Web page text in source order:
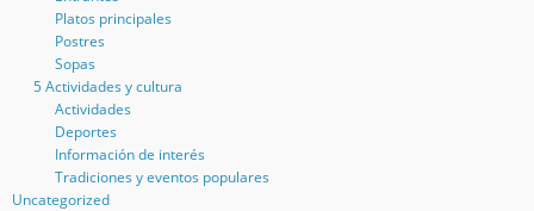
Platos principales
Postres
Sopas
5 Actividades y cultura
Actividades
Deportes
Información de interés
Tradiciones y eventos populares
Uncategorized